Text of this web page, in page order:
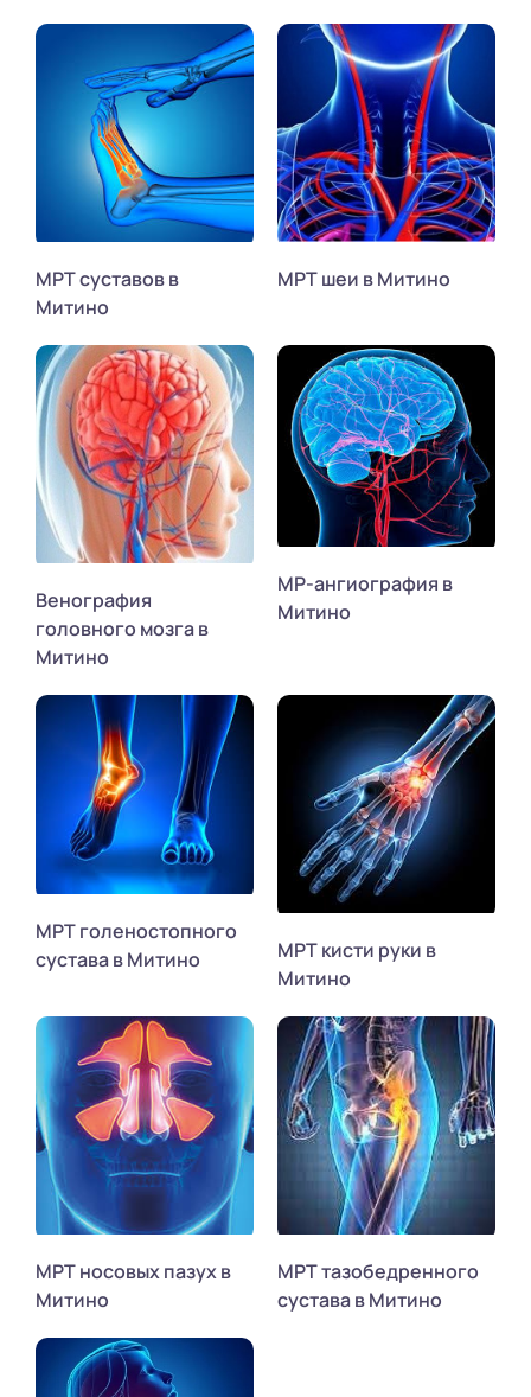
МРТ суставов в
Митино
МРТ шеи в Митино
Венография
головного мозга в
Митино
МР-ангиография в
Митино
МРТ голеностопного
сустава в Митино
МРТ кисти руки в
Митино
МРТ носовых пазух в
Митино
МРТ тазобедренного
сустава в Митино